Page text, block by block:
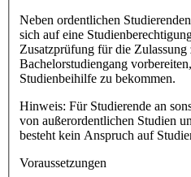
Neben ordentlichen
sich auf eine
Zusatzprüfung für die
Bachelorstudiengang
Studienbeihilfe zu bekommen.
Hinweis: Für Studierende an
von außerordentlichen Studien
besteht kein Anspruch auf
Voraussetzungen